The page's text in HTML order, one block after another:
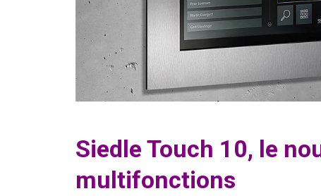
Siedle Touch 10, le
multifonctions